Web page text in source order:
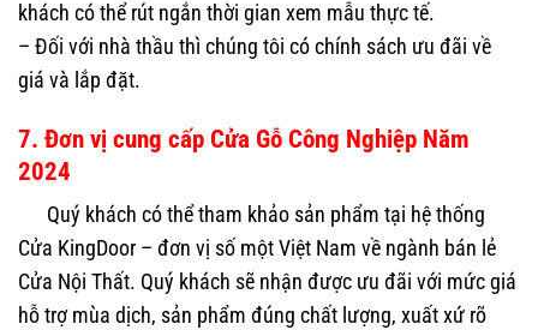
khách có thể rút ngắn thời gian xem mẫu thực tế.
– Đối với nhà thầu thì chúng tôi có chính sách ưu đãi về
giá và lắp đặt.
7. Đơn vị cung cấp Cửa Gỗ Công Nghiệp Năm
2024
Quý khách có thể tham khảo sản phẩm tại hệ thống
Cửa KingDoor – đơn vị số một Việt Nam về ngành bán lẻ
Cửa Nội Thất. Quý khách sẽ nhận được ưu đãi với mức giá
hỗ trợ mùa dịch, sản phẩm đúng chất lượng, xuất xứ rõ